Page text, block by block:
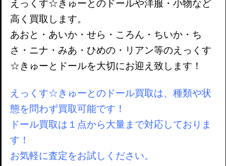
えっくす☆きゅーとのドールや洋服・小物など
高く買取します。
あおと・あいか・せら・ころん・ちいか・ち
さ・ニナ・みあ・ひめの・リアン等のえっくす
☆きゅーとドールを大切にお迎え致します！
えっくす☆きゅーとのドール買取は、種類や状
態を問わず買取可能です！
ドール買取は１点から大量まで対応しておりま
す！
お気軽に査定をお試しください。